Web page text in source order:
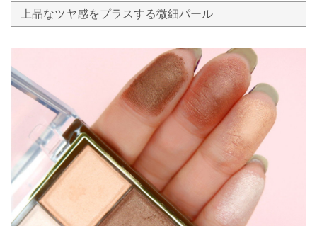
上品なツヤ感をプラスする微細パール